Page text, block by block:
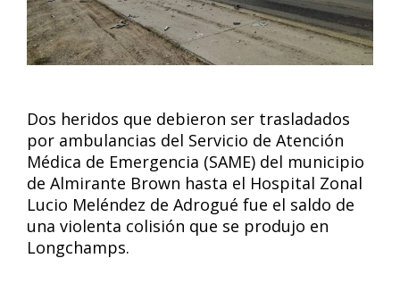
Dos heridos que debieron ser trasladados
por ambulancias del Servicio de Atención
Médica de Emergencia (SAME) del municipio
de Almirante Brown hasta el Hospital Zonal
Lucio Meléndez de Adrogué fue el saldo de
una violenta colisión que se produjo en
Longchamps.